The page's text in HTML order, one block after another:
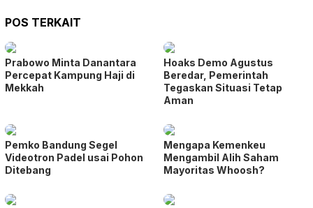
POS TERKAIT
Prabowo Minta Danantara
Percepat Kampung Haji di
Mekkah
Hoaks Demo Agustus
Beredar, Pemerintah
Tegaskan Situasi Tetap
Aman
Pemko Bandung Segel
Videotron Padel usai Pohon
Ditebang
Mengapa Kemenkeu
Mengambil Alih Saham
Mayoritas Whoosh?